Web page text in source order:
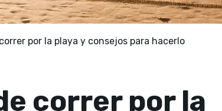
por la playa y consejos para hacerlo
correr por la